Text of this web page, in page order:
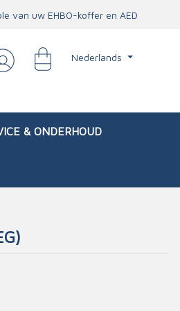
van uw EHBO-koffer en AED
Nederlands
& ONDERHOUD